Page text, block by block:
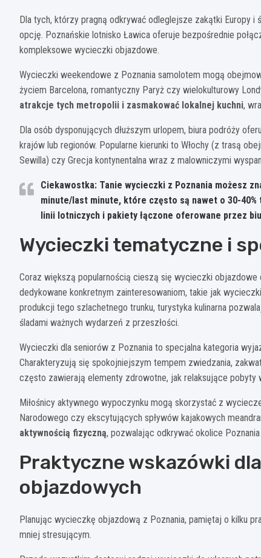
Dla tych, którzy pragną odkrywać odleglejsze zakątki Europy
opcję. Poznańskie lotnisko Ławica oferuje bezpośrednie
kompleksowe wycieczki objazdowe.
Wycieczki weekendowe z Poznania samolotem mogą
życiem Barcelona, romantyczny Paryż czy wielokulturowy
atrakcje tych metropolii i zasmakować lokalnej kuchni,
Dla osób dysponujących dłuższym urlopem, biura podróży
krajów lub regionów. Popularne kierunki to Włochy (z trasą
Sewilla) czy Grecja kontynentalna wraz z malowniczymi
Ciekawostka: Tanie wycieczki z Poznania możesz
minute/last minute, które często są nawet o 30-
linii lotniczych i pakiety łączone oferowane przez
Wycieczki tematyczne i
Coraz większą popularnością cieszą się wycieczki
dedykowane konkretnym zainteresowaniom, takie jak
produkcji tego szlachetnego trunku, turystyka kulinarna
śladami ważnych wydarzeń z przeszłości.
Wycieczki dla seniorów z Poznania to specjalna kategoria
Charakteryzują się spokojniejszym tempem zwiedzania,
często zawierają elementy zdrowotne, jak relaksujące pobyty
Miłośnicy aktywnego wypoczynku mogą skorzystać z
Narodowego czy ekscytujących spływów kajakowych
aktywnością fizyczną, pozwalając odkrywać okolice
Praktyczne wskazówki
objazdowych
Planując wycieczkę objazdową z Poznania, pamiętaj o kilku
mniej stresującym.